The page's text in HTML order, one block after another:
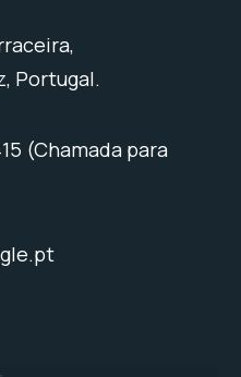
Portugal.
(Chamada para